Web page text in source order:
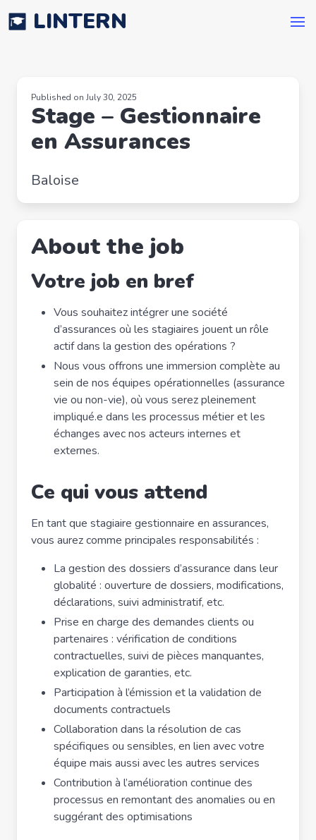
LINTERN
Published on July 30, 2025
Stage – Gestionnaire
en Assurances
Baloise
About the job
Votre job en bref
Vous souhaitez intégrer une société
d’assurances où les stagiaires jouent un rôle
actif dans la gestion des opérations ?
Nous vous offrons une immersion complète au
sein de nos équipes opérationnelles (assurance
vie ou non-vie), où vous serez pleinement
impliqué.e dans les processus métier et les
échanges avec nos acteurs internes et
externes.
Ce qui vous attend
En tant que stagiaire gestionnaire en assurances,
vous aurez comme principales responsabilités :
La gestion des dossiers d’assurance dans leur
globalité : ouverture de dossiers, modifications,
déclarations, suivi administratif, etc.
Prise en charge des demandes clients ou
partenaires : vérification de conditions
contractuelles, suivi de pièces manquantes,
explication de garanties, etc.
Participation à l’émission et la validation de
documents contractuels
Collaboration dans la résolution de cas
spécifiques ou sensibles, en lien avec votre
équipe mais aussi avec les autres services
Contribution à l’amélioration continue des
processus en remontant des anomalies ou en
suggérant des optimisations